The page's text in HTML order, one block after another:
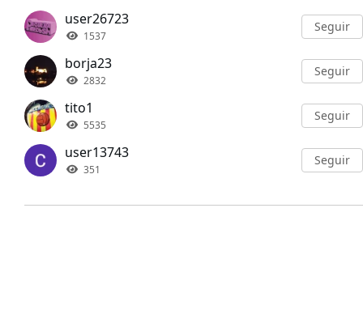
user26723
1537
Seguir
borja23
2832
Seguir
tito1
5535
Seguir
user13743
351
Seguir